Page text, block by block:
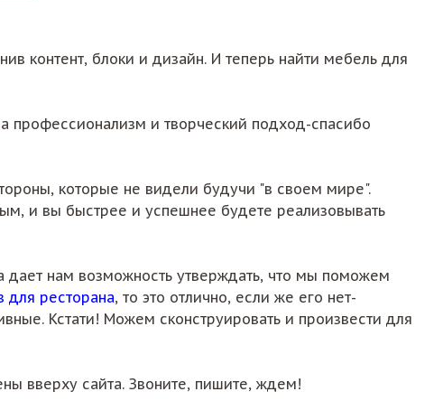
контент, блоки и дизайн. И теперь найти мебель для
профессионализм и творческий подход-спасибо
которые не видели будучи "в своем мире".
и вы быстрее и успешнее будете реализовывать
дает нам возможность утверждать, что мы поможем
для ресторана, то это отлично, если же его нет-
Кстати! Можем сконструировать и произвести для
вверху сайта. Звоните, пишите, ждем!